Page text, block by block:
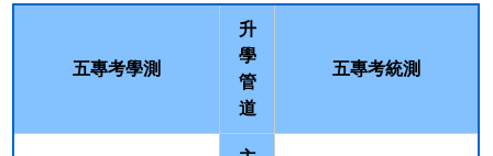
五專考學測
升
學
管
道
五專考統測